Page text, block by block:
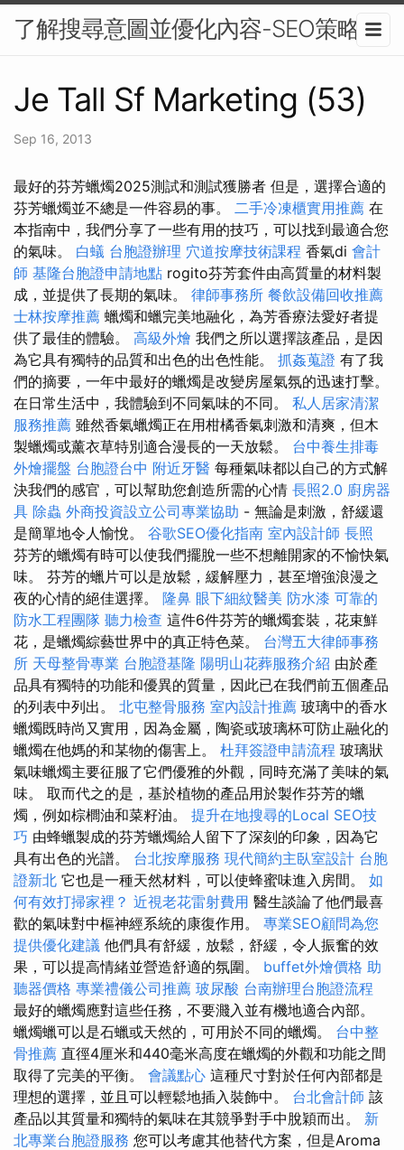
了解搜尋意圖並優化內容-SEO策略
Je Tall Sf Marketing (53)
Sep 16, 2013
最好的芬芳蠟燭2025測試和測試獲勝者 但是，選擇合適的
芬芳蠟燭並不總是一件容易的事。 二手冷凍櫃實用推薦 在
本指南中，我們分享了一些有用的技巧，可以找到最適合您
的氣味。 白蟻 台胞證辦理 穴道按摩技術課程 香氣di 會計
師 基隆台胞證申請地點 rogito芬芳套件由高質量的材料製
成，並提供了長期的氣味。 律師事務所 餐飲設備回收推薦
士林按摩推薦 蠟燭和蠟完美地融化，為芳香療法愛好者提
供了最佳的體驗。 高級外燴 我們之所以選擇該產品，是因
為它具有獨特的品質和出色的出色性能。 抓姦蒐證 有了我
們的摘要，一年中最好的蠟燭是改變房屋氣氛的迅速打擊。
在日常生活中，我體驗到不同氣味的不同。 私人居家清潔
服務推薦 雖然香氣蠟燭正在用柑橘香氣刺激和清爽，但木
製蠟燭或薰衣草特別適合漫長的一天放鬆。 台中養生排毒
外燴擺盤 台胞證台中 附近牙醫 每種氣味都以自己的方式解
決我們的感官，可以幫助您創造所需的心情 長照2.0 廚房器
具 除蟲 外商投資設立公司專業協助 - 無論是刺激，舒緩還
是簡單地令人愉悅。 谷歌SEO優化指南 室內設計師 長照
芬芳的蠟燭有時可以使我們擺脫一些不想離開家的不愉快氣
味。 芬芳的蠟片可以是放鬆，緩解壓力，甚至增強浪漫之
夜的心情的絕佳選擇。 隆鼻 眼下細紋醫美 防水漆 可靠的
防水工程團隊 聽力檢查 這件6件芬芳的蠟燭套裝，花束鮮
花，是蠟燭綜藝世界中的真正特色菜。 台灣五大律師事務
所 天母整骨專業 台胞證基隆 陽明山花葬服務介紹 由於產
品具有獨特的功能和優異的質量，因此已在我們前五個產品
的列表中列出。 北屯整骨服務 室內設計推薦 玻璃中的香水
蠟燭既時尚又實用，因為金屬，陶瓷或玻璃杯可防止融化的
蠟燭在他媽的和某物的傷害上。 杜拜簽證申請流程 玻璃狀
氣味蠟燭主要征服了它們優雅的外觀，同時充滿了美味的氣
味。 取而代之的是，基於植物的產品用於製作芬芳的蠟
燭，例如棕櫚油和菜籽油。 提升在地搜尋的Local SEO技
巧 由蜂蠟製成的芬芳蠟燭給人留下了深刻的印象，因為它
具有出色的光譜。 台北按摩服務 現代簡約主臥室設計 台胞
證新北 它也是一種天然材料，可以使蜂蜜味進入房間。 如
何有效打掃家裡？ 近視老花雷射費用 醫生談論了他們最喜
歡的氣味對中樞神經系統的康復作用。 專業SEO顧問為您
提供優化建議 他們具有舒緩，放鬆，舒緩，令人振奮的效
果，可以提高情緒並營造舒適的氛圍。 buffet外燴價格 助
聽器價格 專業禮儀公司推薦 玻尿酸 台南辦理台胞證流程
最好的蠟燭應對這些任務，不要濺入並有機地適合內部。
蠟燭蠟可以是石蠟或天然的，可用於不同的蠟燭。 台中整
骨推薦 直徑4厘米和440毫米高度在蠟燭的外觀和功能之間
取得了完美的平衡。 會議點心 這種尺寸對於任何內部都是
理想的選擇，並且可以輕鬆地插入裝飾中。 台北會計師 該
產品以其質量和獨特的氣味在其競爭對手中脫穎而出。 新
北專業台胞證服務 您可以考慮其他替代方案，但是Aroma